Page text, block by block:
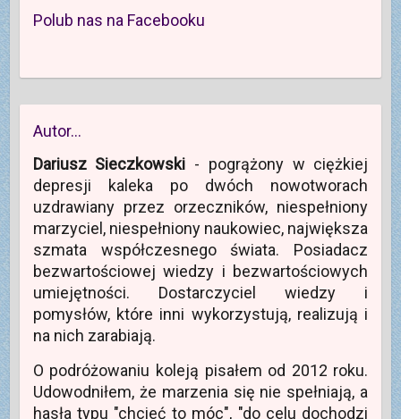
Polub nas na Facebooku
Autor…
Dariusz Sieczkowski - pogrążony w ciężkiej
depresji kaleka po dwóch nowotworach
uzdrawiany przez orzeczników, niespełniony
marzyciel, niespełniony naukowiec, największa
szmata współczesnego świata. Posiadacz
bezwartościowej wiedzy i bezwartościowych
umiejętności. Dostarczyciel wiedzy i
pomysłów, które inni wykorzystują, realizują i
na nich zarabiają.
O podróżowaniu koleją pisałem od 2012 roku.
Udowodniłem, że marzenia się nie spełniają, a
hasła typu "chcieć to móc", "do celu dochodzi